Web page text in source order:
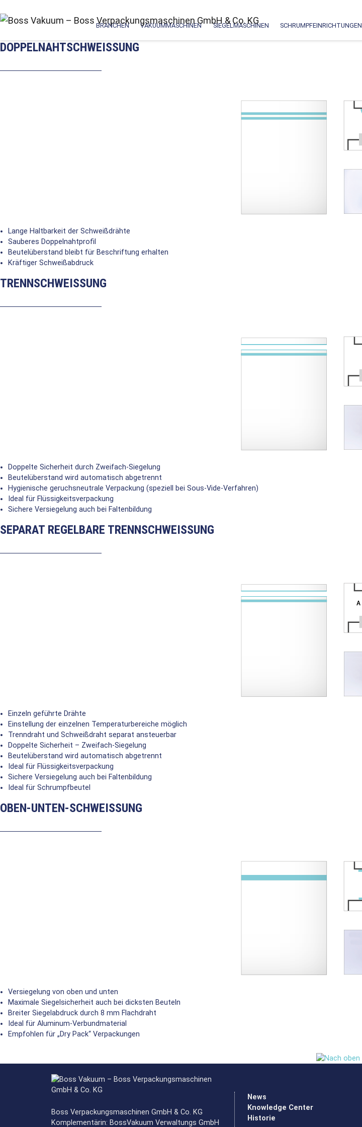
BRANCHEN VAKUUMMASCHINEN SIEGELMASCHINEN SCHRUMPFEINRICHTUNGEN
DOPPELNAHTSCHWEISSUNG
Lange Haltbarkeit der Schweißdrähte
Sauberes Doppelnahtprofil
Beutelüberstand bleibt für Beschriftung erhalten
Kräftiger Schweißabdruck
TRENNSCHWEISSUNG
Doppelte Sicherheit durch Zweifach-Siegelung
Beutelüberstand wird automatisch abgetrennt
Hygienische geruchsneutrale Verpackung (speziell bei Sous-Vide-Verfahren)
Ideal für Flüssigkeitsverpackung
Sichere Versiegelung auch bei Faltenbildung
SEPARAT REGELBARE TRENNSCHWEISSUNG
Einzeln geführte Drähte
Einstellung der einzelnen Temperaturbereiche möglich
Trenndraht und Schweißdraht separat ansteuerbar
Doppelte Sicherheit – Zweifach-Siegelung
Beutelüberstand wird automatisch abgetrennt
Ideal für Flüssigkeitsverpackung
Sichere Versiegelung auch bei Faltenbildung
Ideal für Schrumpfbeutel
OBEN-UNTEN-SCHWEISSUNG
Versiegelung von oben und unten
Maximale Siegelsicherheit auch bei dicksten Beuteln
Breiter Siegelabdruck durch 8 mm Flachdraht
Ideal für Aluminum-Verbundmaterial
Empfohlen für „Dry Pack“ Verpackungen
Boss Verpackungsmaschinen GmbH & Co. KG
Komplementärin: BossVakuum Verwaltungs GmbH
News
Knowledge Center
Historie